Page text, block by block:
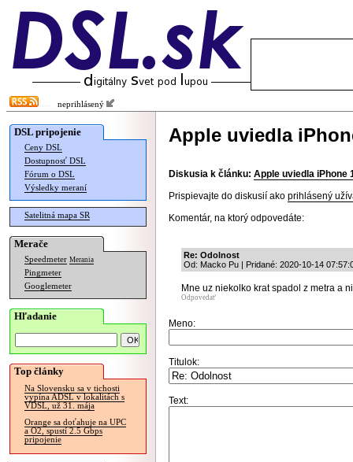
neprihlásený
DSL pripojenie
Ceny DSL
Dostupnosť DSL
Fórum o DSL
Výsledky meraní
Satelitná mapa SR
Merače
Speedmeter Merania
Pingmeter
Googlemeter
Hľadanie
Top články
Na Slovensku sa v tichosti
vypína ADSL v lokalitách s
VDSL, už 31. mája
Orange sa doťahuje na UPC
a O2, spustí 2.5 Gbps
pripojenie
Apple uviedla
Diskusia k článku: Apple uviedla iPhone
Prispievajte do diskusií ako prihlásený
Komentár, na ktorý odpovedáte:
Re: Odolnost
Od: Macko Pu | Pridané: 2020-10-14
Mne uz niekolko krat spadol z metra a
Odpovedať
Meno:
Titulok:
Text: